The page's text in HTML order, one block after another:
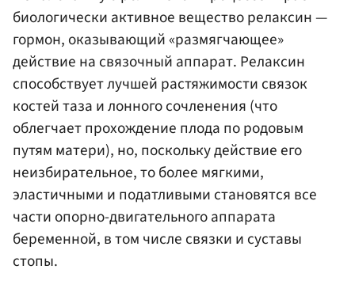
биологически активное вещество релаксин —
гормон, оказывающий «размягчающее»
действие на связочный аппарат. Релаксин
способствует лучшей растяжимости связок
костей таза и лонного сочленения (что
облегчает прохождение плода по родовым
путям матери), но, поскольку действие его
неизбирательное, то более мягкими,
эластичными и податливыми становятся все
части опорно-двигательного аппарата
беременной, в том числе связки и суставы
стопы.